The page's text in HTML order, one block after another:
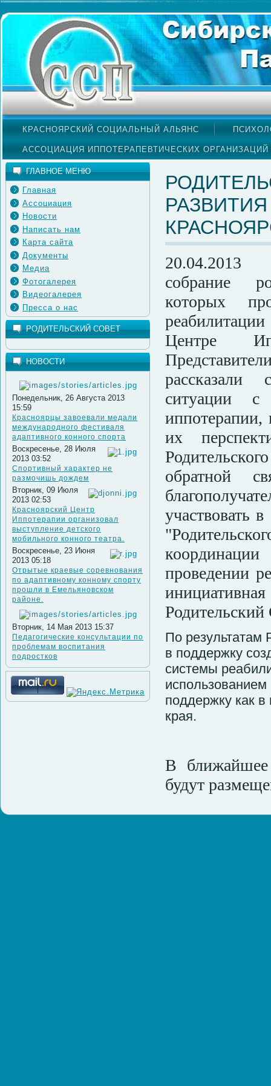
КРАСНОЯРСКИЙ СОЦИАЛЬНЫЙ АЛЬЯНС
АССОЦИАЦИЯ ИППОТЕРАПЕВТИЧЕСКИХ
ГЛАВНОЕ МЕНЮ
Главная
Ассоциация
Новости
Написать нам
Карта сайта
Документы
Медиа
Фотогалерея
Видеогалерея
Пресса о нас
РОДИТЕЛЬСКИЙ СОВЕТ
НОВОСТИ
Понедельник, 26 Августа 2013
15:59
Красноярцы завоевали медали
международного фестиваля
адаптивного конного спорта
Воскресенье, 28 Июля
2013 03:52
Спортивный характер не
размочишь дождем
Вторник, 09 Июля
2013 02:53
Красноярский Центр
Иппотерапии организовал
выступление детского
мобильного конного театра.
Воскресенье, 23 Июня
2013 05:18
Отрытые краевые соревнования
по адаптивному конному спорту
прошли в Емельяновском
районе.
Вторник, 14 Мая 2013 15:37
Педагогические консультации по
проблемам воспитания
подростков
20.04.2013
собрание
которых
Центре
рассказали
ситуации с
иппотерапии,
их
обратной
участвовать
проведении
По результатам
в поддержку
системы
поддержку как в
края.
В ближайшее
будут